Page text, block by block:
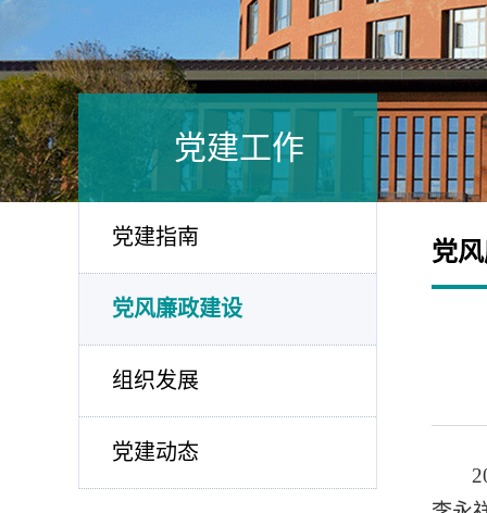
党建工作
党建指南
党风廉政建设
组织发展
党建动态
党